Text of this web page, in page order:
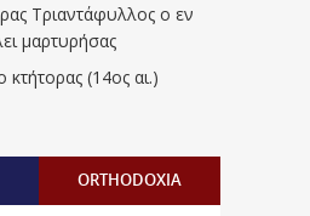
Τριαντάφυλλος ο εν
μαρτυρήσας
(14ος αι.)
ORTHODOXIA